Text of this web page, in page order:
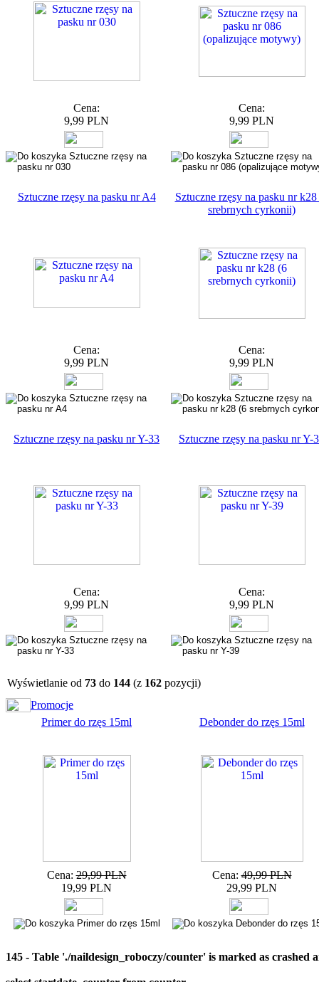
Cena:
9,99 PLN
Cena:
9,99 PLN
Sztuczne rzęsy na pasku nr A4
Cena:
9,99 PLN
Sztuczne rzęsy na pasku nr k28
srebrnych cyrkonii)
Cena:
9,99 PLN
Sztuczne rzęsy na pasku nr Y-33
Cena:
9,99 PLN
Sztuczne rzęsy na pasku nr Y-
Cena:
9,99 PLN
Wyświetlanie od 73 do 144 (z 162 pozycji)
Promocje
Primer do rzęs 15ml
Cena: 29,99 PLN
19,99 PLN
Debonder do rzęs 15ml
Cena: 49,99 PLN
29,99 PLN
145 - Table './naildesign_roboczy/counter' is marked as crashed